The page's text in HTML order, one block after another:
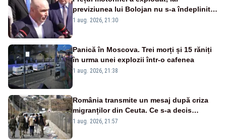
previziunea lui Bolojan nu s-a îndeplinit.
Ce spunea premierul demis în urmă cu
1 aug. 2026, 21:30
Panică în Moscova. Trei morți și 15 răniți
în urma unei explozii într-o cafenea
1 aug. 2026, 21:38
România transmite un mesaj după criza
migranților din Ceuta. Ce s-a decis
împreună cu statele UE
1 aug. 2026, 21:57